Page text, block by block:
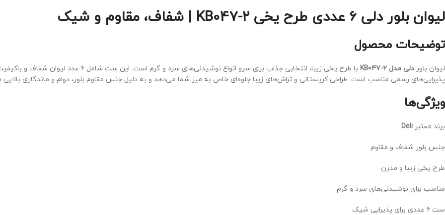
لیوان بلور دلی ۶ عددی طرح یخی KB047-۲ | شفاف، مقاوم و شیک
توضیحات محصول
لیوان بلور دلی مدل KB047-۲
با طرح یخی زیبا، انتخابی جذاب برای سرو انواع
پذیرایی‌های رسمی مناسب است. طراحی کریستالی و تراش‌های زیبا جلوه‌ای خاص به میز شما می‌دهد و به دلیل جنس مقاوم بلور، دوام و ماندگاری بالایی
ویژگی‌ها
برند معتبر Deli
جنس بلور شفاف و مقاوم
طرح یخی زیبا و مدرن
مناسب برای نوشیدنی‌های سرد و گرم
ست ۶ عددی برای پذیرایی شیک